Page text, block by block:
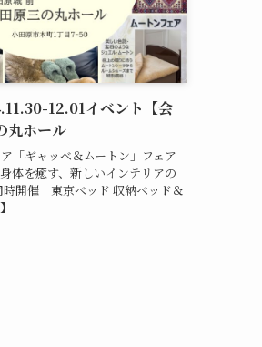
12.01イベント【会
丸ホール
「ギャッベ＆ムートン」フェア
体を癒す、新しいインテリアの
時開催 東京ベッド 収納ベッド＆